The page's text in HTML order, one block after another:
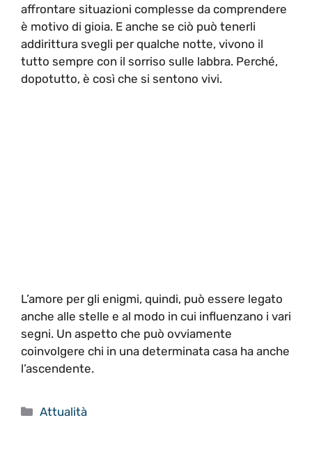
affrontare situazioni complesse da comprendere
è motivo di gioia. E anche se ciò può tenerli
addirittura svegli per qualche notte, vivono il
tutto sempre con il sorriso sulle labbra. Perché,
dopotutto, è così che si sentono vivi.
L’amore per gli enigmi, quindi, può essere legato
anche alle stelle e al modo in cui influenzano i vari
segni. Un aspetto che può ovviamente
coinvolgere chi in una determinata casa ha anche
l’ascendente.
Categorie
Attualità